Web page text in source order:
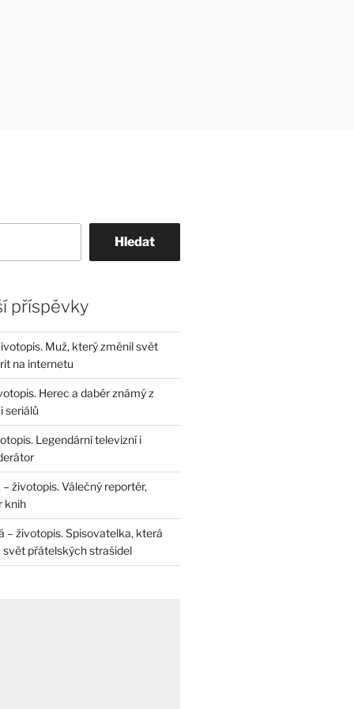
Hledat
příspěvky
Muž, který změnil svět
na internetu
Herec a dabér známý z
seriálů
Legendární televizní i
životopis. Válečný reportér,
knih
– životopis. Spisovatelka, která
přátelských strašidel